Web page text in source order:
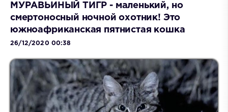
МУРАВЬИНЫЙ ТИГР - маленький, но
смертоносный ночной охотник! Это
южноафриканская пятнистая кошка
26/12/2020 00:38